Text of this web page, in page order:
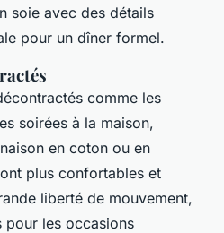
soie avec des détails
pour un dîner formel.
comme les
soirées à la maison,
en coton ou en
plus confortables et
liberté de mouvement,
pour les occasions